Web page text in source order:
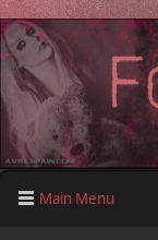
Main Menu